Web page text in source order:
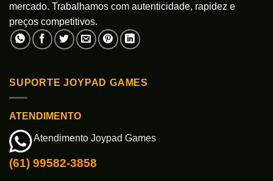
mercado. Trabalhamos com autenticidade, rapidez e
preços competitivos.
SUPORTE JOYPAD GAMES
ATENDIMENTO
Atendimento Joypad Games
(61) 99582-3858